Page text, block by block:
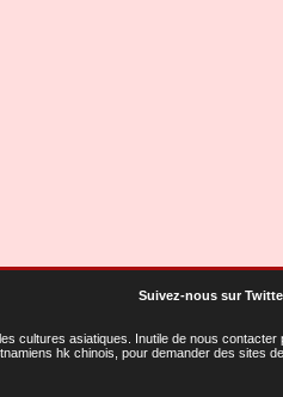
Suivez-nous sur
cultures asiatiques . Inutile de nous
hk chinois, pour demander des sites